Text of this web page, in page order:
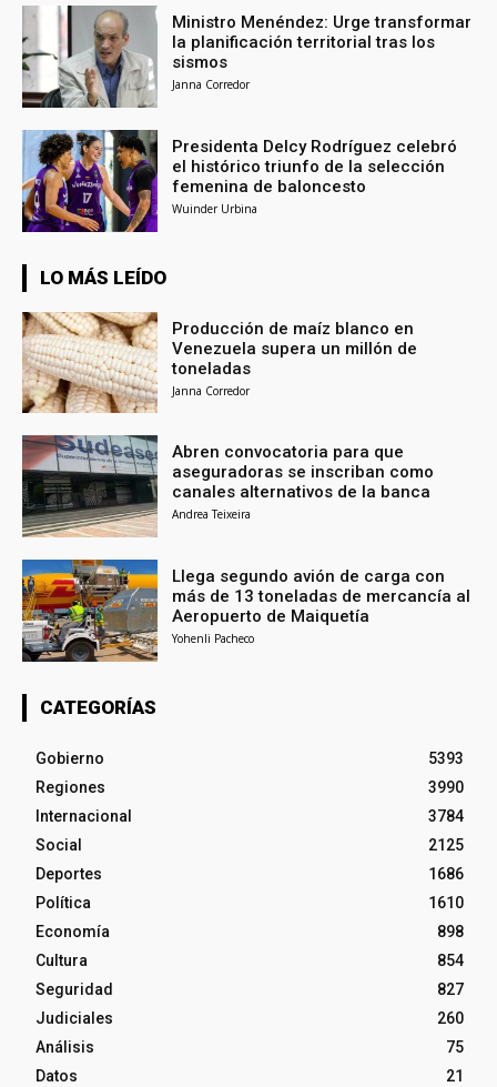
Ministro Menéndez: Urge transformar
la planificación territorial tras los
sismos
Janna Corredor
Presidenta Delcy Rodríguez celebró
el histórico triunfo de la selección
femenina de baloncesto
Wuinder Urbina
LO MÁS LEÍDO
Producción de maíz blanco en
Venezuela supera un millón de
toneladas
Janna Corredor
Abren convocatoria para que
aseguradoras se inscriban como
canales alternativos de la banca
Andrea Teixeira
Llega segundo avión de carga con
más de 13 toneladas de mercancía al
Aeropuerto de Maiquetía
Yohenli Pacheco
CATEGORÍAS
Gobierno
5393
Regiones
3990
Internacional
3784
Social
2125
Deportes
1686
Política
1610
Economía
898
Cultura
854
Seguridad
827
Judiciales
260
Análisis
75
Datos
21